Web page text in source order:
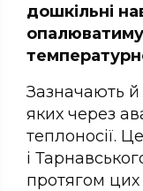
дошкільні
Зазначають
яких через
теплоносії.
і
протягом